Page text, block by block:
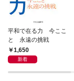
平和で在る力 今ここ
と 永遠の挑戦
1,650
新着